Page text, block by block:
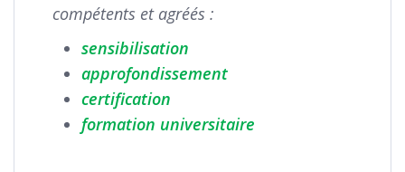
compétents et agréés :
sensibilisation
approfondissement
certification
formation universitaire